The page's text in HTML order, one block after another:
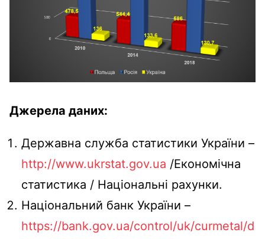
Джерела даних:
Державна служба статистики України –
http://www.ukrstat.gov.ua /Економічна
статистика / Національні рахунки.
Національний банк України –
https://bank.gov.ua/control/uk/curmetal/d